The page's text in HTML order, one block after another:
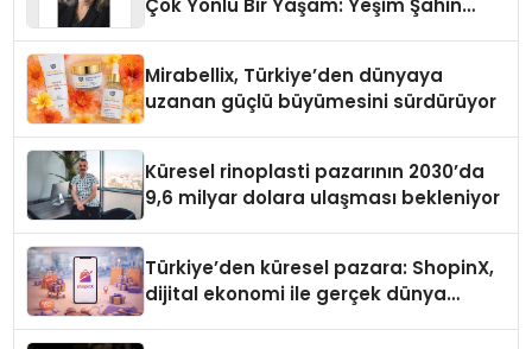
Mirabellix, Türkiye’den dünyaya
uzanan güçlü büyümesini sürdürüyor
Küresel rinoplasti pazarının 2030’da
9,6 milyar dolara ulaşması bekleniyor
Türkiye’den küresel pazara: ShopinX,
dijital ekonomi ile gerçek dünya